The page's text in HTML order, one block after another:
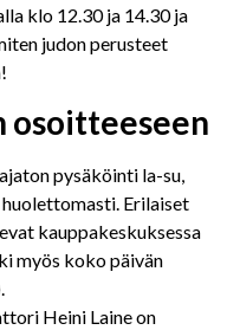
klo 12.30 ja 14.30 ja
judon perusteet
osoitteeseen
pysäköinti la-su,
Erilaiset
kauppakeskuksessa
myös koko päivän
Heini Laine on